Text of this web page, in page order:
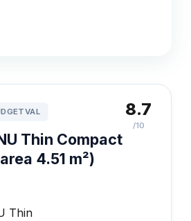
Thin Compact
4.51 m²)
8.7
/10